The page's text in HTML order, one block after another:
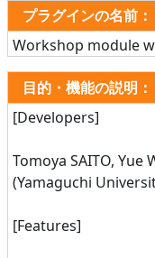
プラグインの名前：
Workshop module
目的・機能の説明：
[Developers]
Tomoya SAITO, Yue
(Yamaguchi
[Features]